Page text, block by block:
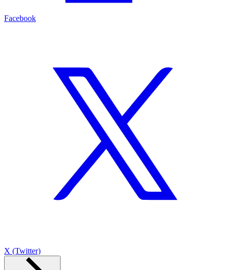
Facebook
X (Twitter)